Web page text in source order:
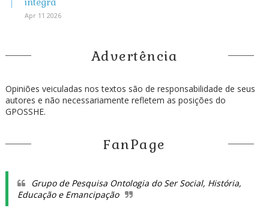
Apr 11 2026
Advertência
Opiniões veiculadas nos textos são de responsabilidade de seus
autores e não necessariamente refletem as posições do
GPOSSHE.
FanPage
Grupo de Pesquisa Ontologia do Ser Social, História,
Educação e Emancipação